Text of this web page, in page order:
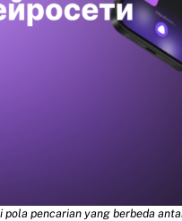
pencarian yang berbeda